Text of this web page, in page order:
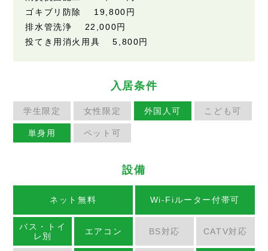
ゴキブリ防除 19,800円
排水管洗浄 22,000円
投てき用消火用具 5,800円
入居条件
学生限定 女性限定 外国人可 こども可
単身用 ペット可
設備
ネット無料 Wi-Fiルーター付帯可
バス・トイ
レ別
エアコン BS対応 CATV対応